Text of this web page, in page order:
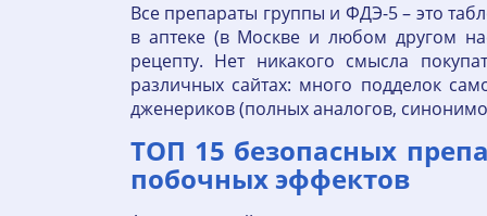
Все препараты группы и ФДЭ-5 – это
в аптеке (в Москве и любом другом
рецепту. Нет никакого смысла
различных сайтах: много подделок
дженериков (полных аналогов,
ТОП 15 безопасных
побочных эффектов